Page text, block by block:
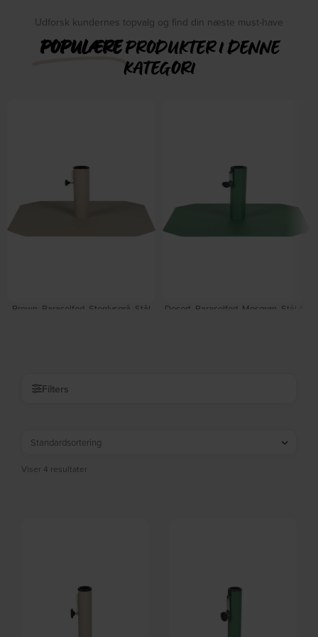
Udforsk kundernes topvalg og find din næste must-have
POPULÆREPRODUKTER I DENNE
KATEGORI
Brown, Parasolfod, Stenlysgrå, Stål
Desert, Parasolfod, Mosgrøn, Stål (L:
Filters
Viser 4 resultater